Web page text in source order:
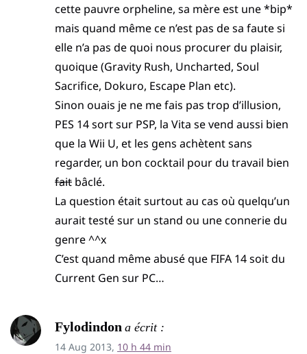
cette pauvre orpheline, sa mère est une *bip*
mais quand même ce n’est pas de sa faute si
elle n’a pas de quoi nous procurer du plaisir,
quoique (Gravity Rush, Uncharted, Soul
Sacrifice, Dokuro, Escape Plan etc).
Sinon ouais je ne me fais pas trop d’illusion,
PES 14 sort sur PSP, la Vita se vend aussi bien
que la Wii U, et les gens achètent sans
regarder, un bon cocktail pour du travail bien
fait bâclé.
La question était surtout au cas où quelqu’un
aurait testé sur un stand ou une connerie du
genre ^^x
C’est quand même abusé que FIFA 14 soit du
Current Gen sur PC…
Fylodindon a écrit :
14 Aug 2013, 10 h 44 min